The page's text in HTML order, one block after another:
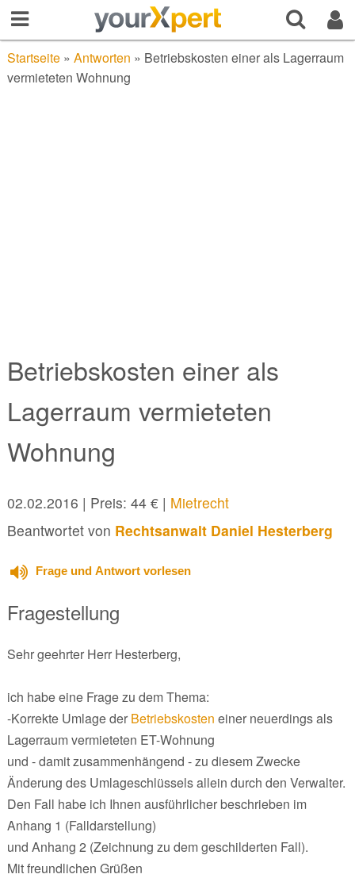
Startseite» Antworten » Betriebskosten einer als Lagerraum
vermieteten Wohnung
Betriebskosten einer als
Lagerraum vermieteten
Wohnung
02.02.2016 | Preis: 44 € | Mietrecht
Beantwortet von Rechtsanwalt Daniel Hesterberg
Frage und Antwort vorlesen
Fragestellung
Sehr geehrter Herr Hesterberg,
ich habe eine Frage zu dem Thema:
-Korrekte Umlage der Betriebskosten einer neuerdings als
Lagerraum vermieteten ET-Wohnung
und - damit zusammenhängend - zu diesem Zwecke
Änderung des Umlageschlüssels allein durch den Verwalter.
Den Fall habe ich Ihnen ausführlicher beschrieben im
Anhang 1 (Falldarstellung)
und Anhang 2 (Zeichnung zu dem geschilderten Fall).
Mit freundlichen Grüßen